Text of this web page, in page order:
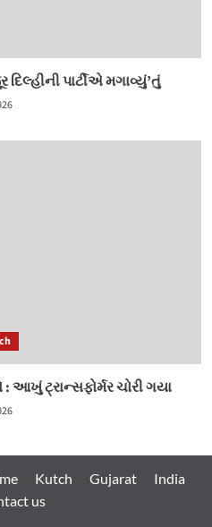
પાર્ટીએ મગાવ્યું’તું
આખું ટ્રાન્સફોર્મર ચોરી ગયા
Kutch Gujarat
India
us